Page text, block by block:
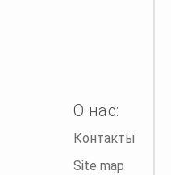
О нас:
Контакты
Site map